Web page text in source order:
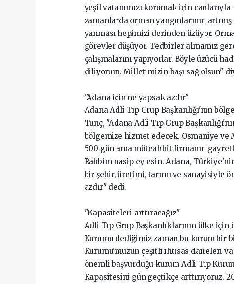
yeşil vatanımızı korumak için
zamanlarda orman yangınlarının
yanması hepimizi derinden üzüyor.
görevler düşüyor. Tedbirler almamız
çalışmalarını yapıyorlar. Böyle üzücü
diliyorum. Milletimizin başı sağ olsun"
"Adana için ne yapsak azdır"
Adana Adli Tıp Grup Başkanlığı'nın
Tunç, "Adana Adli Tıp Grup
bölgemize hizmet edecek. Osmaniye ve
500 gün ama müteahhit firmanın
Rabbim nasip eylesin. Adana,
bir şehir, üretimi, tarımı ve sanayisiyle
azdır" dedi.
"Kapasiteleri arttıracağız"
Adli Tıp Grup Başkanlıklarının ülke
Kurumu dediğimiz zaman bu kurum bir
Kurumu'muzun çeşitli ihtisas daireleri
önemli başvurduğu kurum Adli Tıp
Kapasitesini gün geçtikçe arttırıyoruz.